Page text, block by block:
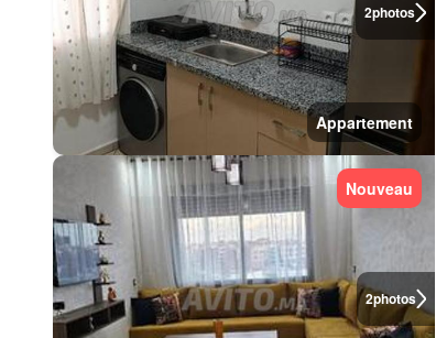
2photos
Appartement
2photos
Nouveau